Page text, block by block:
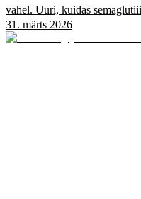
vahel. Uuri, kuidas
31. märts 2026